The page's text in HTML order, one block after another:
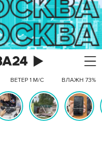
ВЕТЕР 1 М/С ВЛАЖН 73%